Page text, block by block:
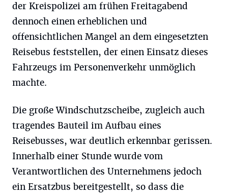
der Kreispolizei am frühen Freitagabend
dennoch einen erheblichen und
offensichtlichen Mangel an dem eingesetzten
Reisebus feststellen, der einen Einsatz dieses
Fahrzeugs im Personenverkehr unmöglich
machte.
Die große Windschutzscheibe, zugleich auch
tragendes Bauteil im Aufbau eines
Reisebusses, war deutlich erkennbar gerissen.
Innerhalb einer Stunde wurde vom
Verantwortlichen des Unternehmens jedoch
ein Ersatzbus bereitgestellt, so dass die